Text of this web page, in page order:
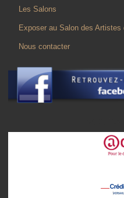
Les Salons
Exposer au Salon des Artistes
Nous contacter